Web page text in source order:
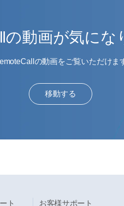
の動画が気にな
の動画をご覧いただけま
移動する
ト お客様サポート